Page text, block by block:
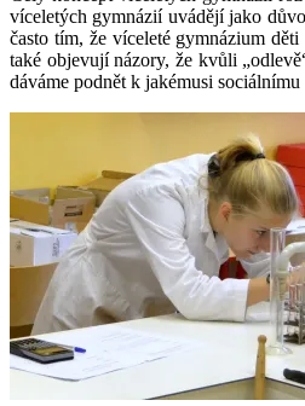
víceletých gymnázií uvádějí jako
často tím, že víceleté gymnázium
také objevují názory, že kvůli
dáváme podnět k jakémusi sociálnímu